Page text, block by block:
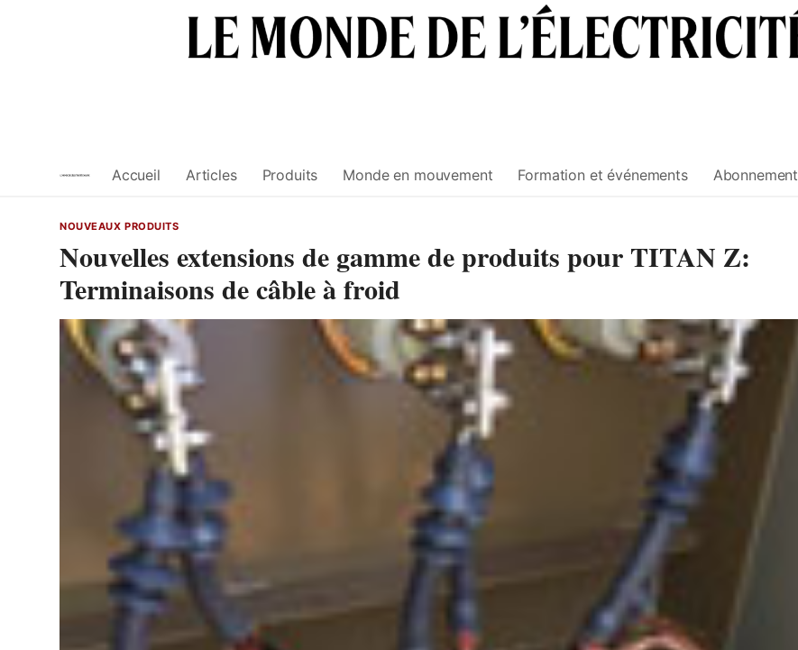
Accueil Articles Produits Monde en mouvement Formation et événements Abonnement
NOUVEAUX PRODUITS
Nouvelles extensions de gamme de produits pour TITAN Z:
Terminaisons de câble à froid